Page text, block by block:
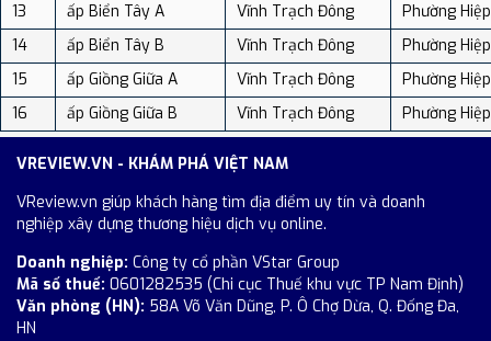
13
ấp Biển Tây A Vĩnh Trạch Đông
Phường
14
ấp Biển Tây B Vĩnh Trạch Đông
Phường
15
ấp Giồng Giữa A Vĩnh Trạch Đông
Phường
16
ấp Giồng Giữa B Vĩnh Trạch Đông Phường
VREVIEW.VN - KHÁM PHÁ VIỆT NAM
VReview.vn giúp khách hàng tìm địa điểm uy tín và doanh
nghiệp xây dựng thương hiệu dịch vụ online.
Doanh nghiệp: Công ty cổ phần VStar Group
Mã số thuế: 0601282535 (Chi cục Thuế khu vực TP Nam Định)
Văn phòng (HN): 58A Võ Văn Dũng, P. Ô Chợ Dừa, Q. Đống Đa,
HN